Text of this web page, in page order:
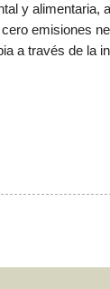
y alimentaria,
emisiones
a través de la